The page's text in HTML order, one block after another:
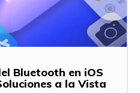
Bluetooth en iOS
a la Vista